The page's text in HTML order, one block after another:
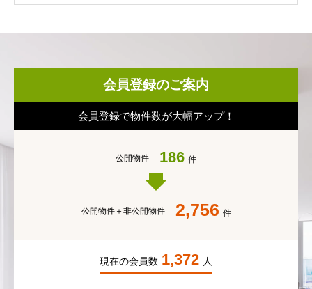
会員登録のご案内
会員登録で物件数が大幅アップ！
公開物件 186 件
公開物件＋非公開物件 2,756 件
現在の会員数 1,372 人